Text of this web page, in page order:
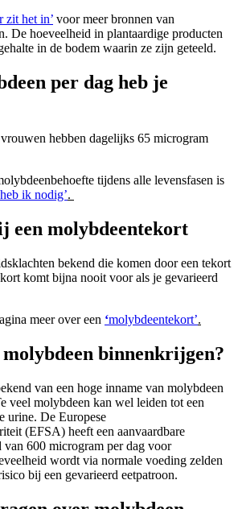
zit het in’ voor meer bronnen van
De hoeveelheid in plantaardige producten
in de bodem waarin ze zijn geteeld.
per dag heb je
hebben dagelijks 65 microgram
tijdens alle levensfasen is
ik nodig’.
een molybdeentekort
bekend die komen door een tekort
komt bijna nooit voor als je gevarieerd
meer over een ‘molybdeentekort’.
binnenkrijgen?
van een hoge inname van molybdeen
veel molybdeen kan wel leiden tot een
urine. De Europese
(EFSA) heeft een aanvaardbare
van 600 microgram per dag voor
wordt via normale voeding zelden
bij een gevarieerd eetpatroon.